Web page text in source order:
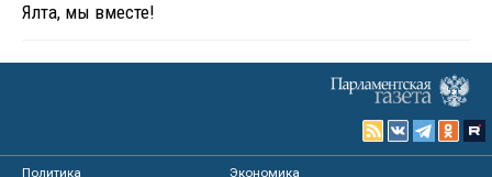
Ялта, мы вместе!
Политика
Экономика